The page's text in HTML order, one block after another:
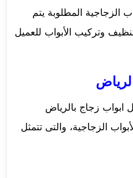
الزجاجية المطلوبة يتم
وتركيب الأبواب للعميل
ابواب زجاج بالرياض
الزجاجية، والتى تتمثل